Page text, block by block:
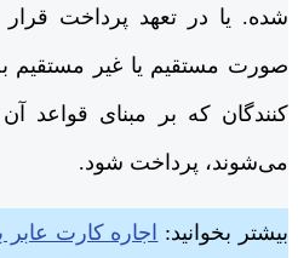
شده. یا در تعهد پرداخت
صورت مستقیم یا غیر مستقیم
کنندگان که بر مبنای
می‌شوند، پرداخت شود.
بیشتر بخوانید: اجاره کارت